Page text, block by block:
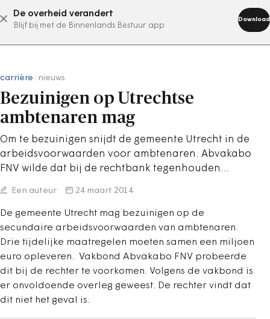
De overheid verandert
Blijf bij met de Binnenlands Bestuur app
Download
abonneer nu
carrière nieuws
Bezuinigen op Utrechtse
ambtenaren mag
Om te bezuinigen snijdt de gemeente Utrecht in de
arbeidsvoorwaarden voor ambtenaren. Abvakabo
FNV wilde dat bij de rechtbank tegenhouden…
Een auteur 24 maart 2014
De gemeente Utrecht mag bezuinigen op de
secundaire arbeidsvoorwaarden van ambtenaren.
Drie tijdelijke maatregelen moeten samen een miljoen
euro opleveren. Vakbond Abvakabo FNV probeerde
dit bij de rechter te voorkomen. Volgens de vakbond is
er onvoldoende overleg geweest. De rechter vindt dat
dit niet het geval is.